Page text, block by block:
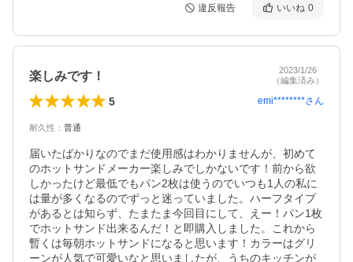
違反報告 いいね 0
楽しみです！
2023/1/26
（編集済み）
5 emi********さん
耐久性 ： 普通
届いたばかりなのでまだ使用感はわかりませんが、初めて
のホットサンドメーカー楽しみでしかないです！前から欲
しかったけど最低でもパン2枚は使うのでいつも1人の私に
は量が多くなるのでずっと迷っていました。ハーフタイプ
があるとは知らず、たまたま今回目にして、えー！パン1枚
でホットサンド出来るんだ！と即購入しました。これから
暫くは毎朝ホットサンドになると思います！カラーはグリ
ーンが人気で可愛いなと思いましたが、うちのキッチンが